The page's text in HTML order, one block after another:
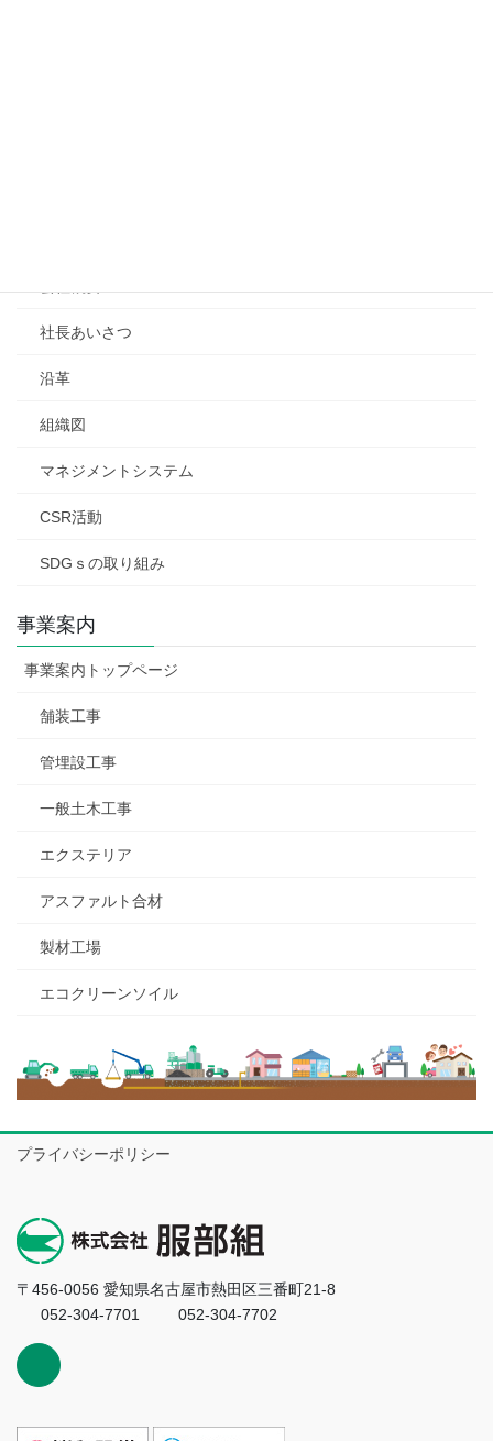
社長あいさつ
沿革
組織図
マネジメントシステム
CSR活動
SDGｓの取り組み
事業案内
事業案内トップページ
舗装工事
管埋設工事
一般土木工事
エクステリア
アスファルト合材
製材工場
エコクリーンソイル
プライバシーポリシー
〒456-0056 愛知県名古屋市熱田区三番町21-8
052-304-7701
052-304-7702